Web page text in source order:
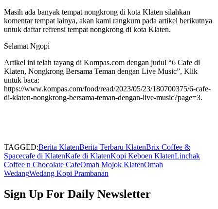
Masih ada banyak tempat nongkrong di kota Klaten silahkan
komentar tempat lainya, akan kami rangkum pada artikel berikutnya
untuk daftar refrensi tempat nongkrong di kota Klaten.
Selamat Ngopi
Artikel ini telah tayang di Kompas.com dengan judul “6 Cafe di
Klaten, Nongkrong Bersama Teman dengan Live Music”, Klik
untuk baca:
https://www.kompas.com/food/read/2023/05/23/180700375/6-cafe-
di-klaten-nongkrong-bersama-teman-dengan-live-music?page=3.
TAGGED:Berita KlatenBerita Terbaru KlatenBrix Coffee &
Spacecafe di KlatenKafe di KlatenKopi Keboen KlatenLinchak
Coffee n Chocolate CafeOmah Mojok KlatenOmah
WedangWedang Kopi Prambanan
Sign Up For Daily Newsletter